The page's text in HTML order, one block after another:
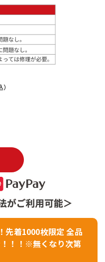
ヴィンテージ
）
先着1000枚限定 全品
！！※無くなり次第